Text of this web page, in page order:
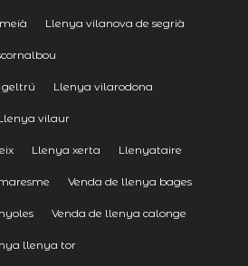
Llenya vilanova de segrià
geltrú Llenya vilarodona
vilaur
Llenya xerta Llenyataire
Venda de llenya bages
Venda de llenya calonge
llenya tor